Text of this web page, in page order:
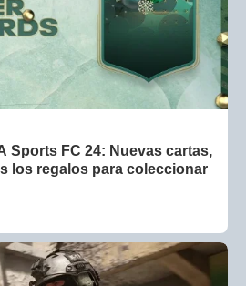
Sports FC 24: Nuevas cartas,
los regalos para coleccionar